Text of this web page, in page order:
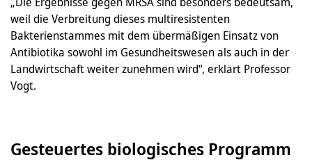
weil die Verbreitung dieses multiresistenten
Bakterienstammes mit dem übermäßigen Einsatz von
Antibiotika sowohl im Gesundheitswesen als auch in der
Landwirtschaft weiter zunehmen wird“, erklärt Professor
Vogt.
Gesteuertes biologisches Programm